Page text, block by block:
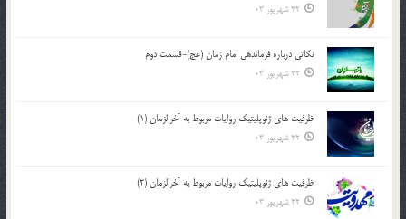
22 شهریور 03
نکاتى درباره فرماندهى امام زمان (عج)-قسمت دوم
22 شهریور 03
ظرفیت های ژئوپلیتیک روایات مربوط به آخرالزمان (1)
22 شهریور 03
ظرفیت های ژئوپلیتیک روایات مربوط به آخرالزمان (2)
22 شهریور 03